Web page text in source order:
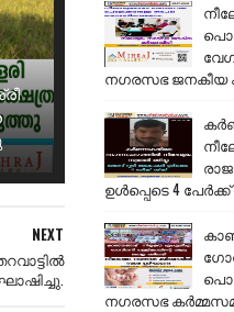
NEXT
നഗരസഭ ജനകീയ
ഉൾപ്പെടെ 4 പേർക്ക്
നഗരസഭ